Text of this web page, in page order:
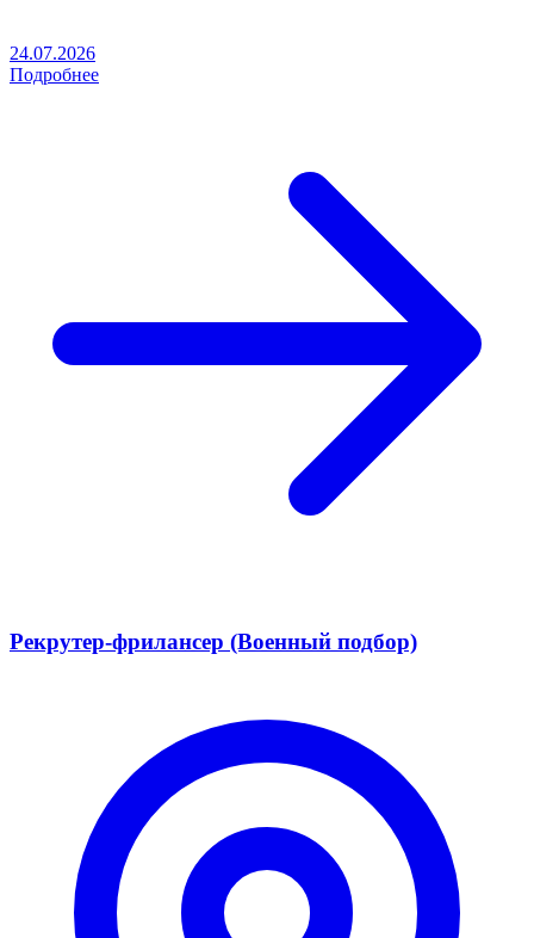
24.07.2026
Подробнее
Рекрутер-фрилансер (Военный подбор)